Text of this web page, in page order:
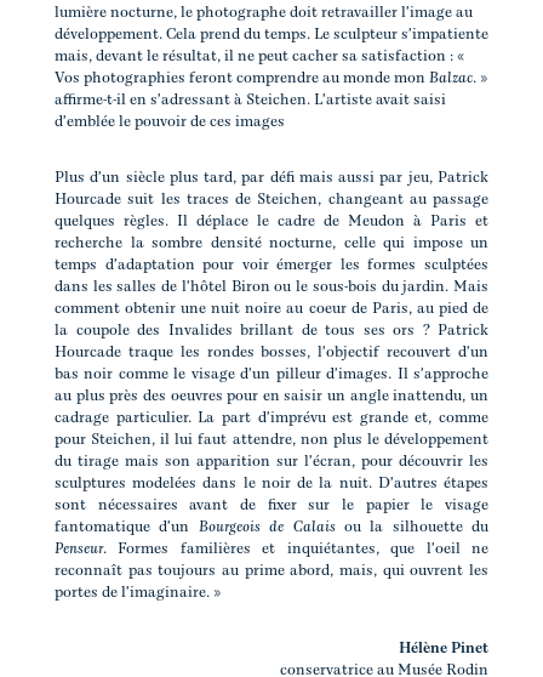
lumière nocturne, le photographe doit retravailler l'image au
développement. Cela prend du temps. Le sculpteur s'impatiente
mais, devant le résultat, il ne peut cacher sa satisfaction : «
Vos photographies feront comprendre au monde mon Balzac. »
affirme-t-il en s'adressant à Steichen. L'artiste avait saisi
d'emblée le pouvoir de ces images
Plus d'un siècle plus tard, par défi mais aussi par jeu, Patrick
Hourcade suit les traces de Steichen, changeant au passage
quelques règles. Il déplace le cadre de Meudon à Paris et
recherche la sombre densité nocturne, celle qui impose un
temps d'adaptation pour voir émerger les formes sculptées
dans les salles de l'hôtel Biron ou le sous-bois du jardin. Mais
comment obtenir une nuit noire au coeur de Paris, au pied de
la coupole des Invalides brillant de tous ses ors ? Patrick
Hourcade traque les rondes bosses, l'objectif recouvert d'un
bas noir comme le visage d'un pilleur d'images. Il s'approche
au plus près des oeuvres pour en saisir un angle inattendu, un
cadrage particulier. La part d'imprévu est grande et, comme
pour Steichen, il lui faut attendre, non plus le développement
du tirage mais son apparition sur l'écran, pour découvrir les
sculptures modelées dans le noir de la nuit. D'autres étapes
sont nécessaires avant de fixer sur le papier le visage
fantomatique d'un Bourgeois de Calaisou la silhouette du
Penseur. Formes familières et inquiétantes, que l'oeil ne
reconnaît pas toujours au prime abord, mais, qui ouvrent les
portes de l'imaginaire. »
Hélène Pinet
conservatrice au Musée Rodin